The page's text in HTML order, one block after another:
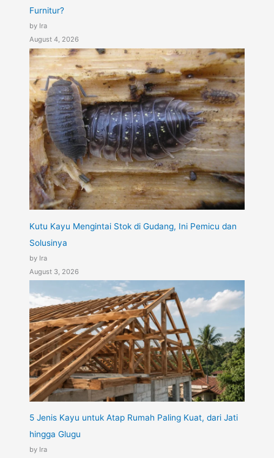
Furnitur?
by Ira
August 4, 2026
Kutu Kayu Mengintai Stok di Gudang, Ini Pemicu dan
Solusinya
by Ira
August 3, 2026
5 Jenis Kayu untuk Atap Rumah Paling Kuat, dari Jati
hingga Glugu
by Ira